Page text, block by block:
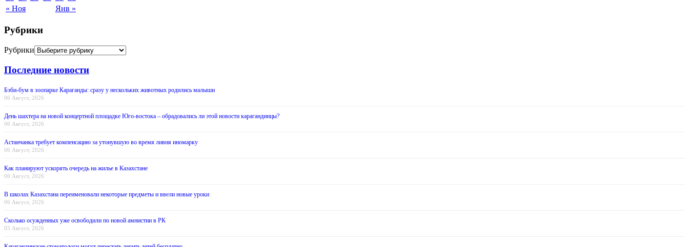
« Ноя Янв »
Рубрики
Рубрики
Последние новости
Бэби-бум в зоопарке Караганды: сразу у нескольких животных родились малыши
06 Август, 2026
День шахтера на новой концертной площадке Юго-востока – обрадовались ли этой новости карагандинцы?
06 Август, 2026
Астанчанка требует компенсацию за утонувшую во время ливня иномарку
06 Август, 2026
Как планируют ускорять очередь на жилье в Казахстане
06 Август, 2026
В школах Казахстана переименовали некоторые предметы и ввели новые уроки
06 Август, 2026
Сколько осужденных уже освободили по новой амнистии в РК
05 Август, 2026